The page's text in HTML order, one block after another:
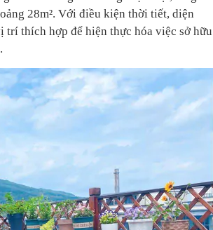
28m². Với điều kiện thời tiết, diện
trí thích hợp để hiện thực hóa việc sở hữu